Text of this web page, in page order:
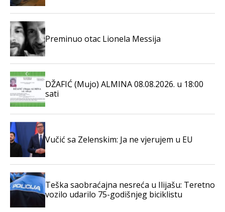
Preminuo otac Lionela Messija
DŽAFIĆ (Mujo) ALMINA 08.08.2026. u 18:00
sati
Vučić sa Zelenskim: Ja ne vjerujem u EU
Teška saobraćajna nesreća u Ilijašu: Teretno
vozilo udarilo 75-godišnjeg biciklistu